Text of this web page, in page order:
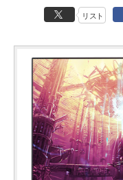
リスト